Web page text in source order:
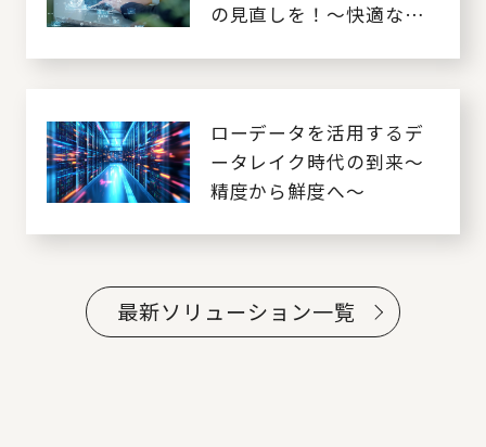
の見直しを！～快適なリ
ローデータを活用するデ
ータレイク時代の到来～
精度から鮮度へ～
最新ソリューション一覧